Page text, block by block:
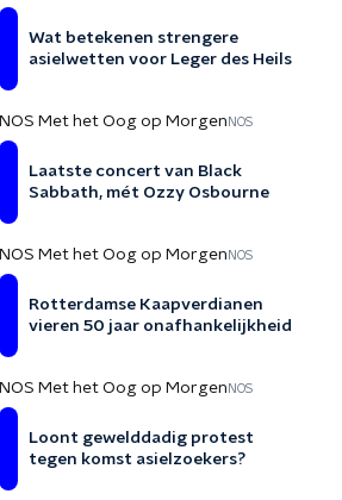
Wat betekenen strengere
asielwetten voor Leger des Heils
NOS Met het Oog op Morgen NOS
Laatste concert van Black
Sabbath, mét Ozzy Osbourne
NOS Met het Oog op Morgen NOS
Rotterdamse Kaapverdianen
vieren 50 jaar onafhankelijkheid
NOS Met het Oog op Morgen NOS
Loont gewelddadig protest
tegen komst asielzoekers?